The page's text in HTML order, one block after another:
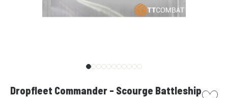
Dropfleet Commander - Scourge Battleshippicto